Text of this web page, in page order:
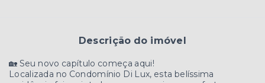
Descrição do imóvel
🏡 Seu novo capítulo começa aqui!
Localizada no Condomínio Di Lux, esta belíssima